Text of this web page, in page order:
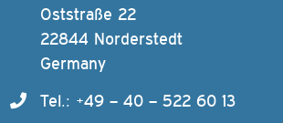
Oststraße 22
22844 Norderstedt
Germany
Tel.: +49 – 40 – 522 60 13